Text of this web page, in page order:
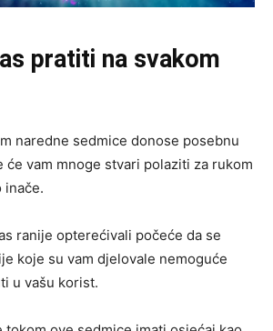
pratiti na svakom
naredne sedmice donose posebnu
vam mnoge stvari polaziti za rukom
inače.
ranije opterećivali počeće da se
koje su vam djelovale nemoguće
u vašu korist.